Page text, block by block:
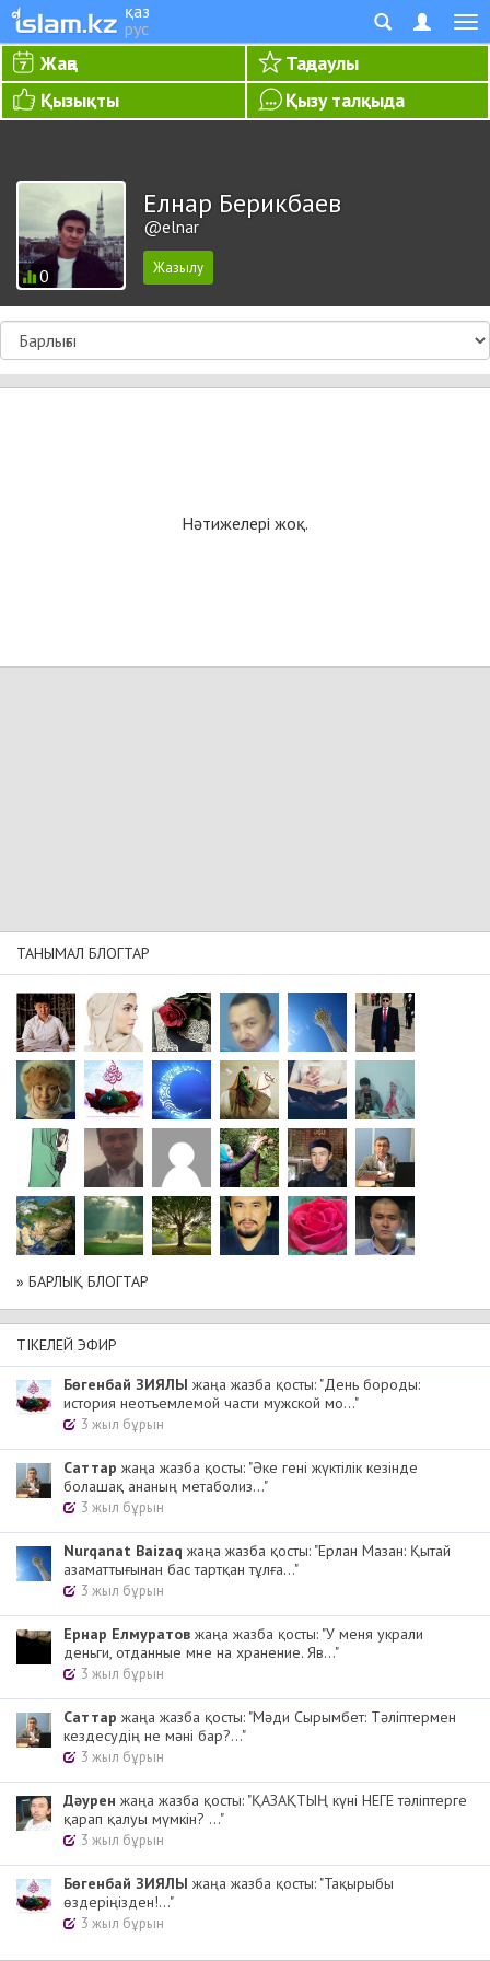
қаз
рус
Жаңа
Таңдаулы
Қызықты
Қызу талқыда
0
Елнар Берикбаев
@elnar
Нәтижелері жоқ.
ТАНЫМАЛ БЛОГТАР
» БАРЛЫҚ БЛОГТАР
ТІКЕЛЕЙ ЭФИР
Бөгенбай ЗИЯЛЫ жаңа жазба қосты: "День бороды:
история неотъемлемой части мужской мо..."
3 жыл бұрын
Cаттар жаңа жазба қосты: "Әке гені жүктілік кезінде
болашақ ананың метаболиз..."
3 жыл бұрын
Nurqanat Baizaq жаңа жазба қосты: "Ерлан Мазан: Қытай
азаматтығынан бас тартқан тұлға..."
3 жыл бұрын
Ернар Елмуратов жаңа жазба қосты: "У меня украли
деньги, отданные мне на хранение. Яв..."
3 жыл бұрын
Cаттар жаңа жазба қосты: "Мәди Сырымбет: Тәліптермен
кездесудің не мәні бар?..."
3 жыл бұрын
Дәурен жаңа жазба қосты: "ҚАЗАҚТЫҢ күні НЕГЕ тәліптерге
қарап қалуы мүмкін? ..."
3 жыл бұрын
Бөгенбай ЗИЯЛЫ жаңа жазба қосты: "Тақырыбы
өздеріңізден!..."
3 жыл бұрын